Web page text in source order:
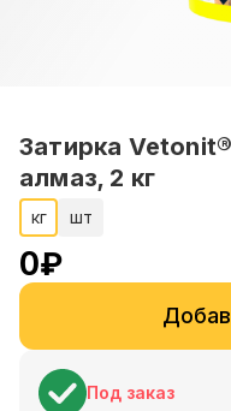
Затирка
алмаз, 2 кг
кг шт
0₽
Под заказ